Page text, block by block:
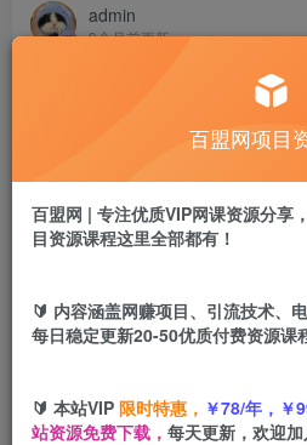
admin
9个月前更新
盟币
立即购买
百盟网项目
百盟网 | 专注优质VIP网课资源分享
目资源课程这里全部都有！
🔰 内容涵盖网赚项目、引流技术、
每日稳定更新20-50优质付费资源课
🔰 本站VIP 限时特惠， ￥78/年，￥
站资源免费下载， 每天更新，欢迎加